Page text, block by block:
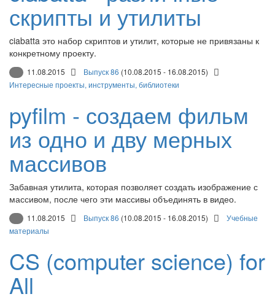
скрипты и утилиты
ciabatta это набор скриптов и утилит, которые не привязаны к
конкретному проекту.
11.08.2015 Выпуск 86 (10.08.2015 - 16.08.2015)
Интересные проекты, инструменты, библиотеки
pyfilm - создаем фильм
из одно и дву мерных
массивов
Забавная утилита, которая позволяет создать изображение с
массивом, после чего эти массивы объединять в видео.
11.08.2015 Выпуск 86 (10.08.2015 - 16.08.2015)
Учебные
материалы
CS (computer science) for
All